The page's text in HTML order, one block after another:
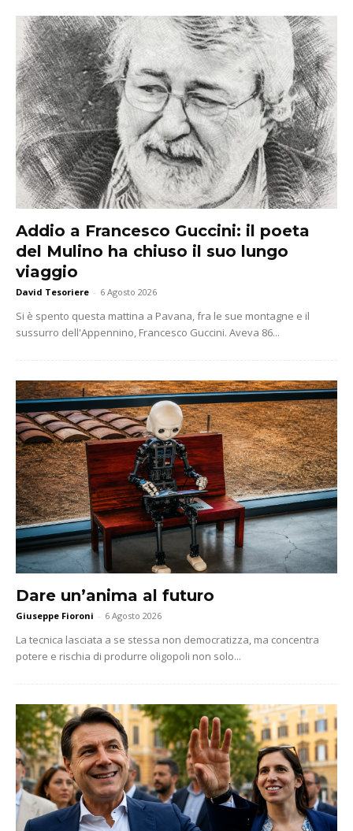
Addio a Francesco Guccini: il poeta
del Mulino ha chiuso il suo lungo
viaggio
David Tesoriere - 6 Agosto 2026
Si è spento questa mattina a Pavana, fra le sue montagne e il
sussurro dell'Appennino, Francesco Guccini. Aveva 86...
Dare un’anima al futuro
Giuseppe Fioroni - 6 Agosto 2026
La tecnica lasciata a se stessa non democratizza, ma concentra
potere e rischia di produrre oligopoli non solo...